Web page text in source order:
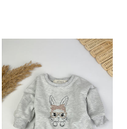
Sweatshirt